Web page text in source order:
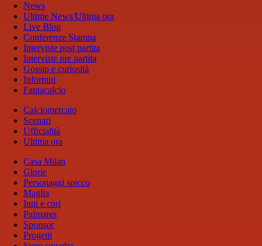
News
Ultime News/Ultima ora
Live Blog
Conferenze Stampa
Interviste post partita
Interviste pre partita
Gossip e curiosità
Infortuni
Fantacalcio
Calciomercato
Scenari
Ufficialità
Ultima ora
Casa Milan
Glorie
Personaggi spicco
Maglia
Inni e cori
Palmares
Sponsor
Progetti